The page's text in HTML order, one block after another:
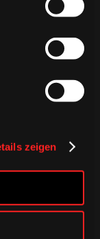
zeigen